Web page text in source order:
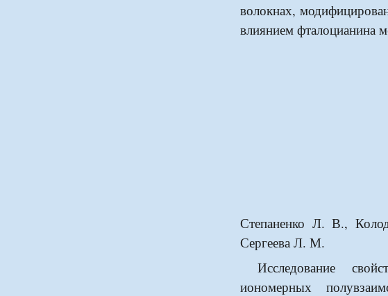
волокнах,
влиянием фталоцианина
Степаненко Л. В.,
Сергеева Л. М.
Исследование
иономерных